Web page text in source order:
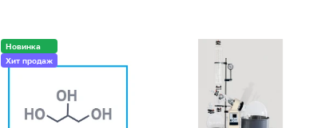
Новинка
Хит продаж